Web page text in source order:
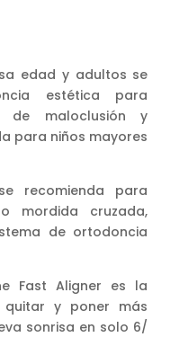
edad y adultos se
estética para
de maloclusión y
para niños mayores
recomienda para
mordida cruzada,
de ortodoncia
Fast Aligner es la
y poner más
sonrisa en solo 6/